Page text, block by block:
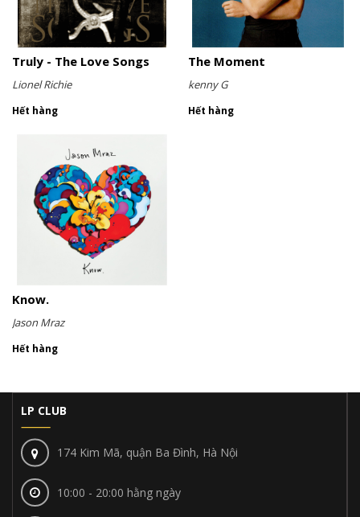
Truly - The Love Songs
Lionel Richie
Hết hàng
The Moment
kenny G
Hết hàng
Know.
Jason Mraz
Hết hàng
LP CLUB
174 Kim Mã, quận Ba Đình, Hà Nội
10:00 - 20:00 hằng ngày